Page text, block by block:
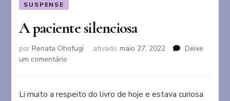
SUSPENSE
A paciente silenciosa
porRenata Ohofugi ativado maio 27, 2022
Deixe
um comentário
silenciosa
Li muito a respeito do livro de hoje e estava curiosa